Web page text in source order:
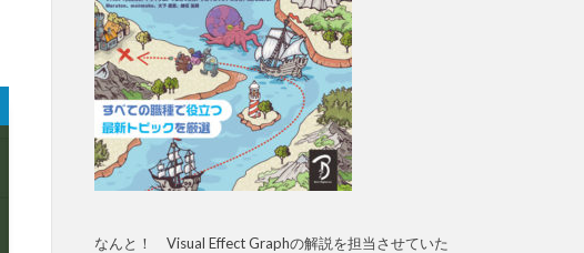
なんと！ Visual Effect Graphの解説を担当させていた